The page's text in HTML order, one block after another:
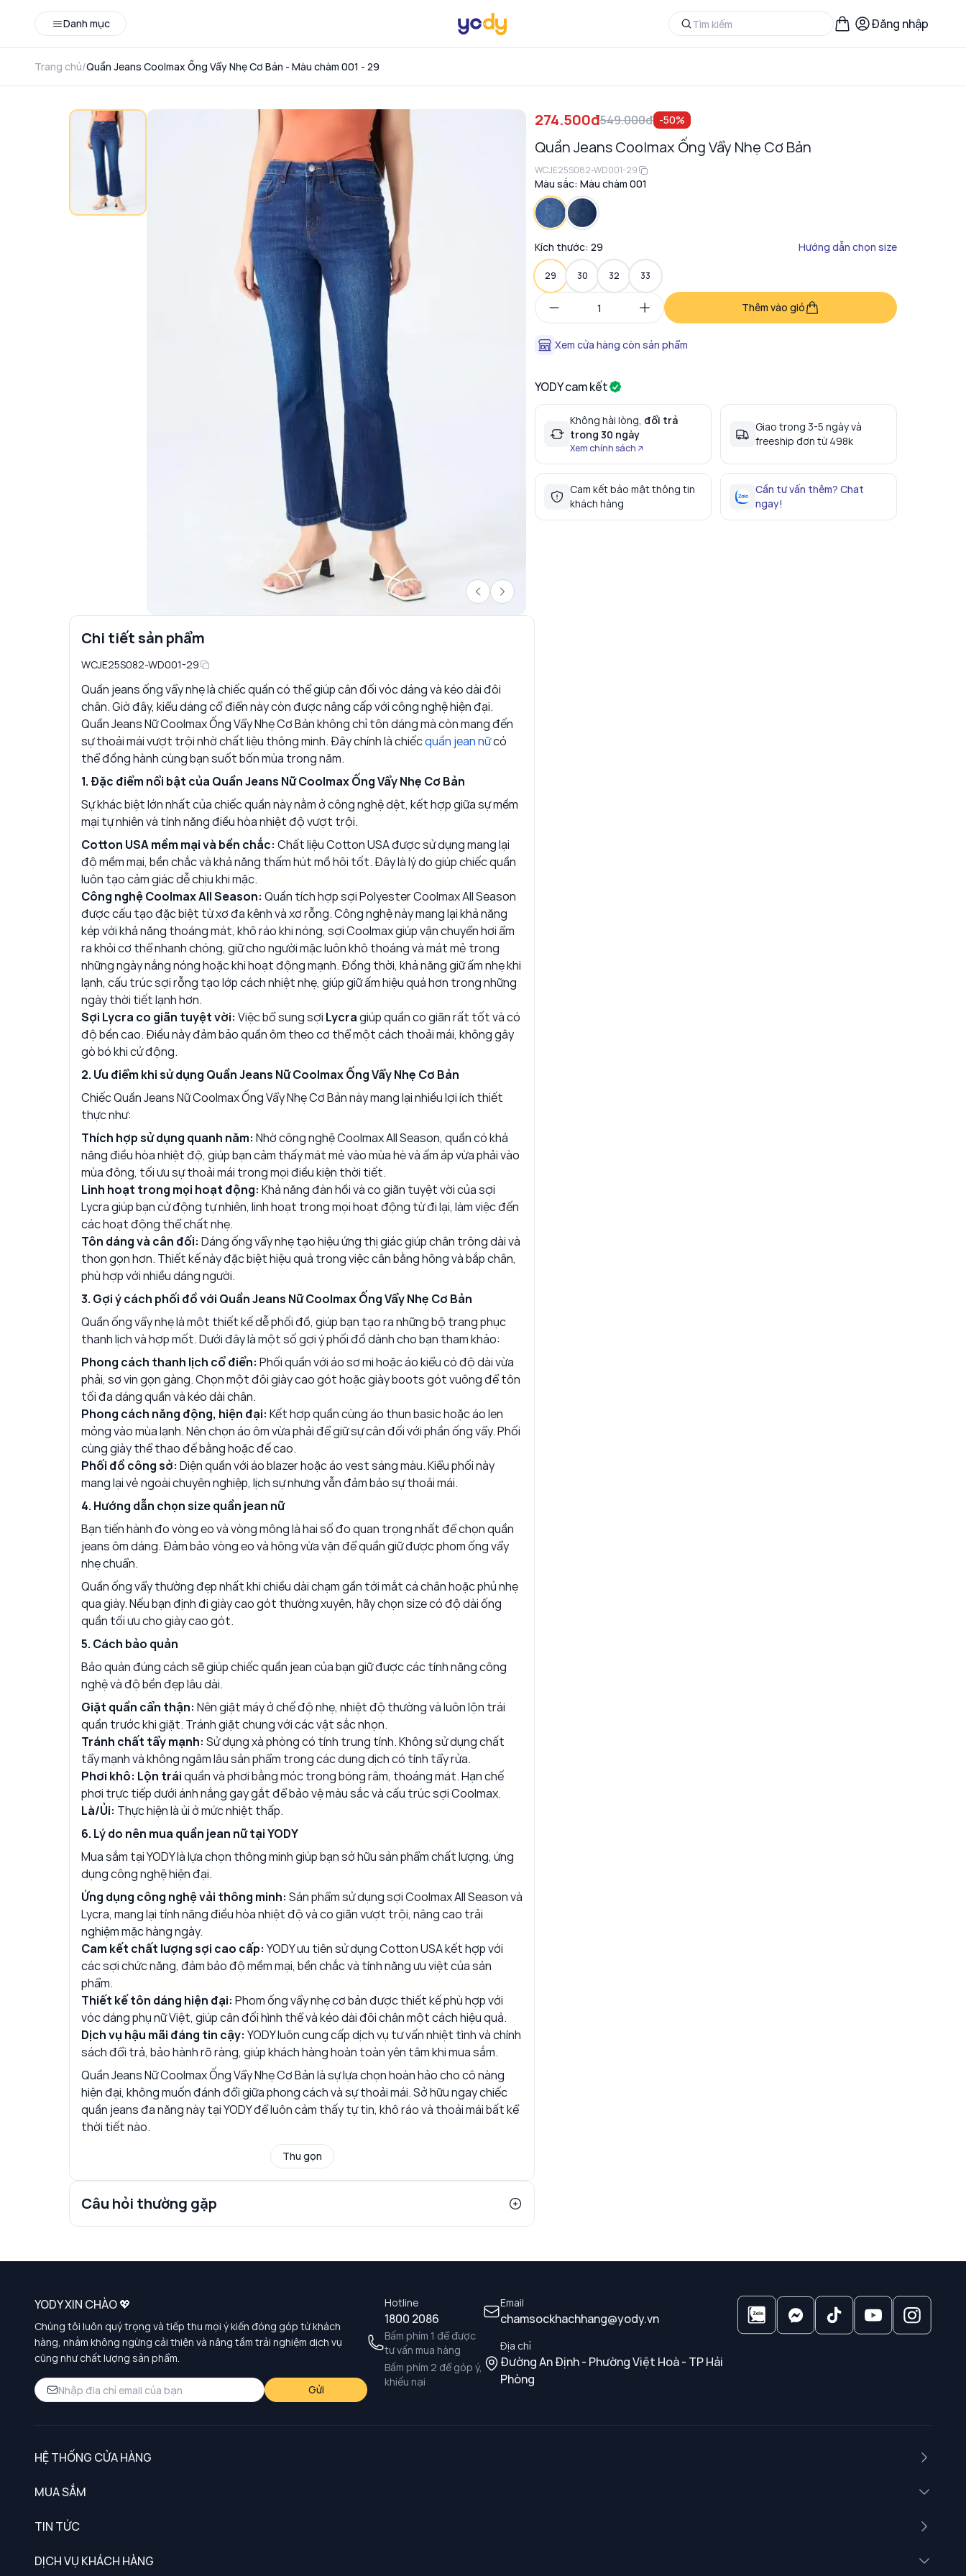
Danh mục Đăng nhập
Trang chủ/Quần Jeans Coolmax Ống Vẩy Nhẹ Cơ Bản - Màu chàm 001 - 29
Chi tiết sản phẩm
WCJE25S082-WD001-29
Quần jeans ống vẩy nhẹ là chiếc quần có thể giúp cân đối vóc dáng và kéo dài đôi
chân. Giờ đây, kiểu dáng cổ điển này còn được nâng cấp với công nghệ hiện đại.
Quần Jeans Nữ Coolmax Ống Vẩy Nhẹ Cơ Bản không chỉ tôn dáng mà còn mang đến
sự thoải mái vượt trội nhờ chất liệu thông minh. Đây chính là chiếcquần jean nữcó
thể đồng hành cùng bạn suốt bốn mùa trong năm.
1. Đặc điểm nổi bật của Quần Jeans Nữ Coolmax Ống Vẩy Nhẹ Cơ Bản
Sự khác biệt lớn nhất của chiếc quần này nằm ở công nghệ dệt, kết hợp giữa sự mềm
mại tự nhiên và tính năng điều hòa nhiệt độ vượt trội.
Cotton USA mềm mại và bền chắc: Chất liệu Cotton USA được sử dụng mang lại
độ mềm mại, bền chắc và khả năng thấm hút mồ hôi tốt. Đây là lý do giúp chiếc quần
luôn tạo cảm giác dễ chịu khi mặc.
Công nghệ Coolmax All Season: Quần tích hợp sợi Polyester Coolmax All Season
được cấu tạo đặc biệt từ xơ đa kênh và xơ rỗng. Công nghệ này mang lại khả năng
kép với khả năng thoáng mát, khô ráo khi nóng, sợi Coolmax giúp vận chuyển hơi ẩm
ra khỏi cơ thể nhanh chóng, giữ cho người mặc luôn khô thoáng và mát mẻ trong
những ngày nắng nóng hoặc khi hoạt động mạnh. Đồng thời, khả năng giữ ấm nhẹ khi
lạnh, cấu trúc sợi rỗng tạo lớp cách nhiệt nhẹ, giúp giữ ấm hiệu quả hơn trong những
ngày thời tiết lạnh hơn.
Sợi Lycra co giãn tuyệt vời: Việc bổ sung sợi Lycragiúp quần co giãn rất tốt và có
độ bền cao. Điều này đảm bảo quần ôm theo cơ thể một cách thoải mái, không gây
gò bó khi cử động.
2. Ưu điểm khi sử dụng Quần Jeans Nữ Coolmax Ống Vẩy Nhẹ Cơ Bản
Chiếc Quần Jeans Nữ Coolmax Ống Vẩy Nhẹ Cơ Bản này mang lại nhiều lợi ích thiết
thực như:
Thích hợp sử dụng quanh năm: Nhờ công nghệ Coolmax All Season, quần có khả
năng điều hòa nhiệt độ, giúp bạn cảm thấy mát mẻ vào mùa hè và ấm áp vừa phải vào
mùa đông, tối ưu sự thoải mái trong mọi điều kiện thời tiết.
Linh hoạt trong mọi hoạt động: Khả năng đàn hồi và co giãn tuyệt vời của sợi
Lycra giúp bạn cử động tự nhiên, linh hoạt trong mọi hoạt động từ đi lại, làm việc đến
các hoạt động thể chất nhẹ.
Tôn dáng và cân đối: Dáng ống vẩy nhẹ tạo hiệu ứng thị giác giúp chân trông dài và
thon gọn hơn. Thiết kế này đặc biệt hiệu quả trong việc cân bằng hông và bắp chân,
phù hợp với nhiều dáng người.
3. Gợi ý cách phối đồ với Quần Jeans Nữ Coolmax Ống Vẩy Nhẹ Cơ Bản
Quần ống vẩy nhẹ là một thiết kế dễ phối đồ, giúp bạn tạo ra những bộ trang phục
thanh lịch và hợp mốt. Dưới đây là một số gợi ý phối đồ dành cho bạn tham khảo:
Phong cách thanh lịch cổ điển: Phối quần với áo sơ mi hoặc áo kiểu có độ dài vừa
phải, sơ vin gọn gàng. Chọn một đôi giày cao gót hoặc giày boots gót vuông để tôn
tối đa dáng quần và kéo dài chân.
Phong cách năng động, hiện đại: Kết hợp quần cùng áo thun basic hoặc áo len
mỏng vào mùa lạnh. Nên chọn áo ôm vừa phải để giữ sự cân đối với phần ống vẩy. Phối
cùng giày thể thao đế bằng hoặc đế cao.
Phối đồ công sở: Diện quần với áo blazer hoặc áo vest sáng màu. Kiểu phối này
mang lại vẻ ngoài chuyên nghiệp, lịch sự nhưng vẫn đảm bảo sự thoải mái.
4. Hướng dẫn chọn size quần jean nữ
Bạn tiến hành đo vòng eo và vòng mông là hai số đo quan trọng nhất để chọn quần
jeans ôm dáng. Đảm bảo vòng eo và hông vừa vặn để quần giữ được phom ống vẩy
nhẹ chuẩn.
Quần ống vẩy thường đẹp nhất khi chiều dài chạm gần tới mắt cá chân hoặc phủ nhẹ
qua giày. Nếu bạn định đi giày cao gót thường xuyên, hãy chọn size có độ dài ống
quần tối ưu cho giày cao gót.
5. Cách bảo quản
Bảo quản đúng cách sẽ giúp chiếc quần jean của bạn giữ được các tính năng công
nghệ và độ bền đẹp lâu dài.
Giặt quần cẩn thận: Nên giặt máy ở chế độ nhẹ, nhiệt độ thường và luôn lộn trái
quần trước khi giặt. Tránh giặt chung với các vật sắc nhọn.
Tránh chất tẩy mạnh: Sử dụng xà phòng có tính trung tính. Không sử dụng chất
tẩy mạnh và không ngâm lâu sản phẩm trong các dung dịch có tính tẩy rửa.
Phơi khô: Lộn tráiquần và phơi bằng móc trong bóng râm, thoáng mát. Hạn chế
phơi trực tiếp dưới ánh nắng gay gắt để bảo vệ màu sắc và cấu trúc sợi Coolmax.
Là/Ủi: Thực hiện là ủi ở mức nhiệt thấp.
6. Lý do nên mua quần jean nữ tại YODY
Mua sắm tại YODY là lựa chọn thông minh giúp bạn sở hữu sản phẩm chất lượng, ứng
dụng công nghệ hiện đại.
Ứng dụng công nghệ vải thông minh: Sản phẩm sử dụng sợi Coolmax All Season và
Lycra, mang lại tính năng điều hòa nhiệt độ và co giãn vượt trội, nâng cao trải
nghiệm mặc hàng ngày.
Cam kết chất lượng sợi cao cấp: YODY ưu tiên sử dụng Cotton USA kết hợp với
các sợi chức năng, đảm bảo độ mềm mại, bền chắc và tính năng ưu việt của sản
phẩm.
Thiết kế tôn dáng hiện đại: Phom ống vẩy nhẹ cơ bản được thiết kế phù hợp với
vóc dáng phụ nữ Việt, giúp cân đối hình thể và kéo dài đôi chân một cách hiệu quả.
Dịch vụ hậu mãi đáng tin cậy: YODY luôn cung cấp dịch vụ tư vấn nhiệt tình và chính
sách đổi trả, bảo hành rõ ràng, giúp khách hàng hoàn toàn yên tâm khi mua sắm.
Quần Jeans Nữ Coolmax Ống Vẩy Nhẹ Cơ Bản là sự lựa chọn hoàn hảo cho cô nàng
hiện đại, không muốn đánh đổi giữa phong cách và sự thoải mái. Sở hữu ngay chiếc
quần jeans đa năng này tại YODY để luôn cảm thấy tự tin, khô ráo và thoải mái bất kể
thời tiết nào.
Thu gọn
Câu hỏi thường gặp
274.500đ549.000đ -50%
Quần Jeans Coolmax Ống Vẩy Nhẹ Cơ Bản
WCJE25S082-WD001-29
Màu sắc: Màu chàm 001
Kích thước: 29 Hướng dẫn chọn size
29 30 32 33
Thêm vào giỏ
Xem cửa hàng còn sản phẩm
YODY cam kết
Không hài lòng, đổi trả
trong 30 ngày
Xem chính sách
Giao trong 3-5 ngày và
freeship đơn từ 498k
Cam kết bảo mật thông tin
khách hàng
Cần tư vấn thêm? Chat
ngay!
Hotline
1800 2086
Bấm phím 1 để được
tư vấn mua hàng
Bấm phím 2 để góp ý,
khiếu nại
Email
chamsockhachhang@yody.vn
Địa chỉ
Đường An Định - Phường Việt Hoà - TP Hải
Phòng
YODY XIN CHÀO 💖
Chúng tôi luôn quý trọng và tiếp thu mọi ý kiến đóng góp từ khách
hàng, nhằm không ngừng cải thiện và nâng tầm trải nghiệm dịch vụ
cũng như chất lượng sản phẩm.
Gửi
HỆ THỐNG CỬA HÀNG
MUA SẮM
TIN TỨC
DỊCH VỤ KHÁCH HÀNG